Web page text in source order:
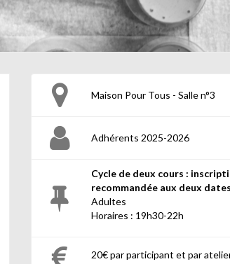
Maison Pour Tous - Salle n°3
Adhérents 2025-2026
Cycle de deux cours :
recommandée aux deux dates
Adultes
Horaires : 19h30-22h
20€ par participant et par